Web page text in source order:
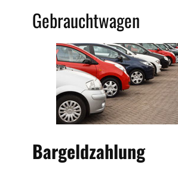
Gebrauchtwagen
Bargeldzahlung